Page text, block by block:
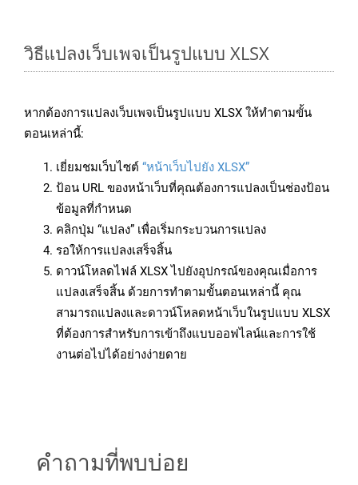
วิธีแปลงเว็บเพจเป็นรูปแบบ XLSX
หากต้องการแปลงเว็บเพจเป็นรูปแบบ XLSX ให้ทำตามขั้น
ตอนเหล่านี้:
เยี่ยมชมเว็บไซต์ “หน้าเว็บไปยัง XLSX”
ป้อน URL ของหน้าเว็บที่คุณต้องการแปลงเป็นช่องป้อน
ข้อมูลที่กำหนด
คลิกปุ่ม “แปลง” เพื่อเริ่มกระบวนการแปลง
รอให้การแปลงเสร็จสิ้น
ดาวน์โหลดไฟล์ XLSX ไปยังอุปกรณ์ของคุณเมื่อการ
แปลงเสร็จสิ้น ด้วยการทำตามขั้นตอนเหล่านี้ คุณ
สามารถแปลงและดาวน์โหลดหน้าเว็บในรูปแบบ XLSX
ที่ต้องการสำหรับการเข้าถึงแบบออฟไลน์และการใช้
งานต่อไปได้อย่างง่ายดาย
คำถามที่พบบ่อย